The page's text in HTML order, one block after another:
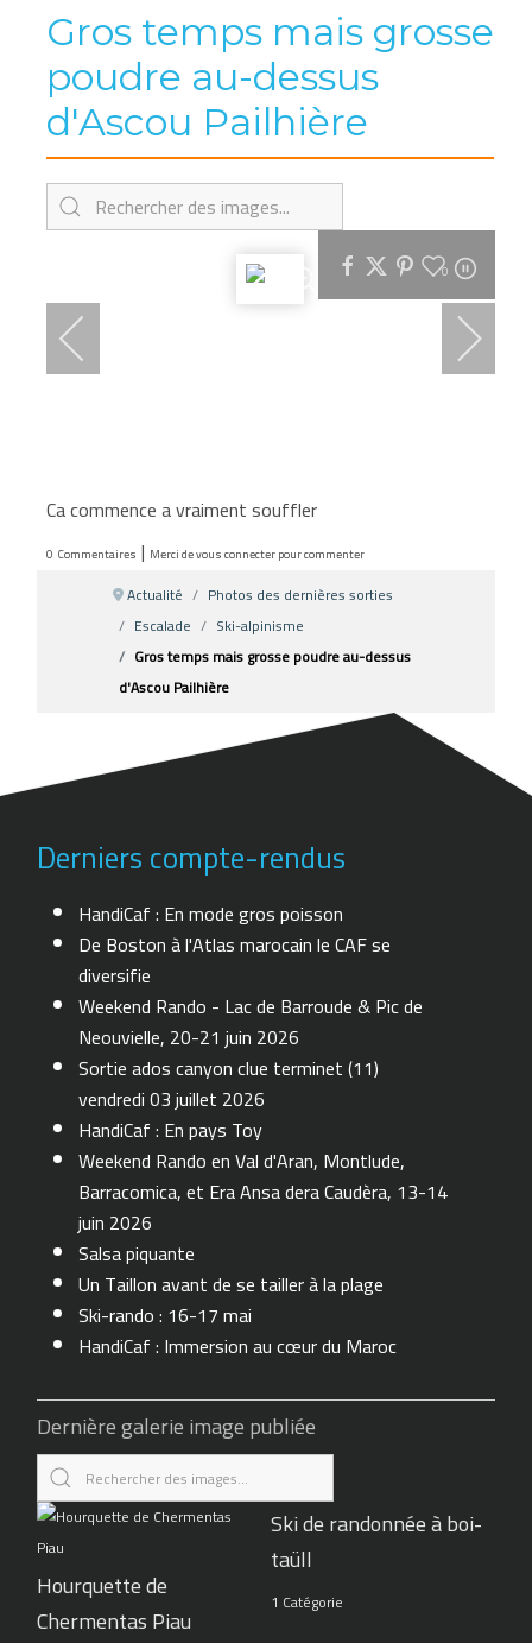
Gros temps mais grosse
poudre au-dessus
d'Ascou Pailhière
0
Ca commence a vraiment souffler
0 Commentaires | Merci de vous connecter pour commenter
Actualité
Photos des dernières sorties
Escalade
Ski-alpinisme
Gros temps mais grosse poudre au-dessus
d'Ascou Pailhière
Derniers compte-rendus
HandiCaf : En mode gros poisson
De Boston à l'Atlas marocain le CAF se
diversifie
Weekend Rando - Lac de Barroude & Pic de
Neouvielle, 20-21 juin 2026
Sortie ados canyon clue terminet (11)
vendredi 03 juillet 2026
HandiCaf : En pays Toy
Weekend Rando en Val d'Aran, Montlude,
Barracomica, et Era Ansa dera Caudèra, 13-14
juin 2026
Salsa piquante
Un Taillon avant de se tailler à la plage
Ski-rando : 16-17 mai
HandiCaf : Immersion au cœur du Maroc
Dernière galerie image publiée
Hourquette de
Chermentas Piau
Ski de randonnée à boi-
taüll
1 Catégorie